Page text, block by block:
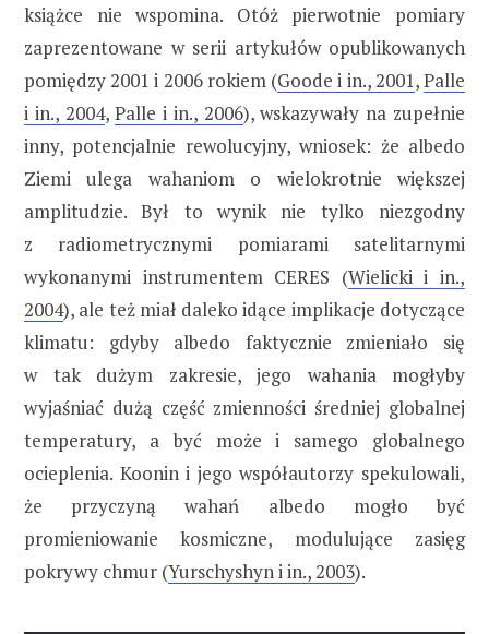
książce nie wspomina. Otóż pierwotnie pomiary
zaprezentowane w serii artykułów opublikowanych
pomiędzy 2001 i 2006 rokiem (Goode i in., 2001,Palle
i in., 2004,Palle i in., 2006), wskazywały na zupełnie
inny, potencjalnie rewolucyjny, wniosek: że albedo
Ziemi ulega wahaniom o wielokrotnie większej
amplitudzie. Był to wynik nie tylko niezgodny
z radiometrycznymi pomiarami satelitarnymi
wykonanymi instrumentem CERES (Wielicki i in.,
2004), ale też miał daleko idące implikacje dotyczące
klimatu: gdyby albedo faktycznie zmieniało się
w tak dużym zakresie, jego wahania mogłyby
wyjaśniać dużą część zmienności średniej globalnej
temperatury, a być może i samego globalnego
ocieplenia. Koonin i jego współautorzy spekulowali,
że przyczyną wahań albedo mogło być
promieniowanie kosmiczne, modulujące zasięg
pokrywy chmur (Yurschyshyn i in., 2003).